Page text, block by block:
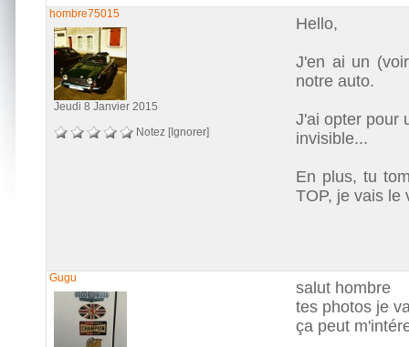
hombre75015
Jeudi 8 Janvier 2015
Notez [Ignorer]
Hello,
J'en ai un
notre auto.
J'ai opter pour
invisible...
En plus, tu
TOP, je vais le
Gugu
salut hombre
tes photos je
ça peut